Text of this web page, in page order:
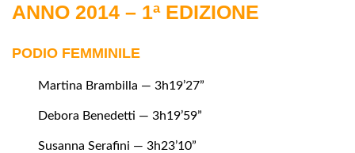
ANNO 2014 – 1ª EDIZIONE
PODIO FEMMINILE
Martina Brambilla — 3h19’27”
Debora Benedetti — 3h19’59”
Susanna Serafini — 3h23’10”